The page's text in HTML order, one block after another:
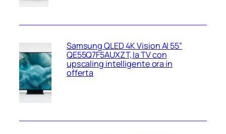
Samsung QLED 4K Vision AI 55”
QE55Q7F5AUXZT, la TV con
upscaling intelligente ora in
offerta